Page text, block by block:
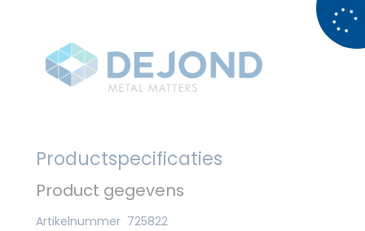
Productspecificaties
Product gegevens
Artikelnummer 725822